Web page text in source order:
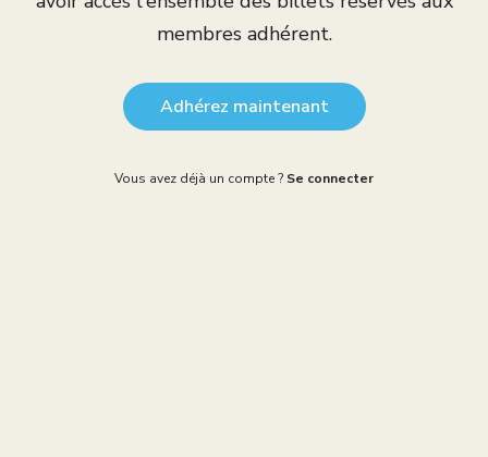
membres adhérent.
Adhérez maintenant
Vous avez déjà un compte ? Se connecter